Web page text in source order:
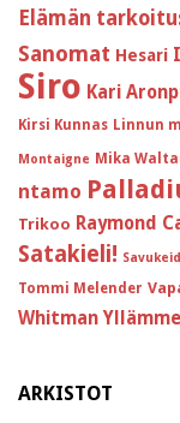
Elämän
Sanomat Hesari
Siro Kari
Kirsi Kunnas Linnun
Montaigne Mika
ntamo
Trikoo Raymond
Satakieli!
Tommi Melender
Whitman
ARKISTOT